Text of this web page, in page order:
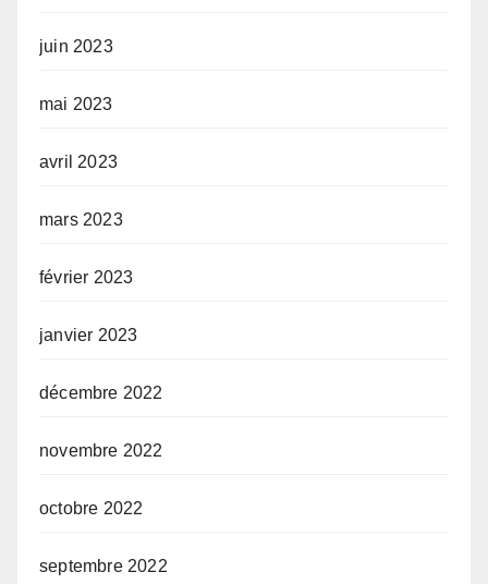
juin 2023
mai 2023
avril 2023
mars 2023
février 2023
janvier 2023
décembre 2022
novembre 2022
octobre 2022
septembre 2022